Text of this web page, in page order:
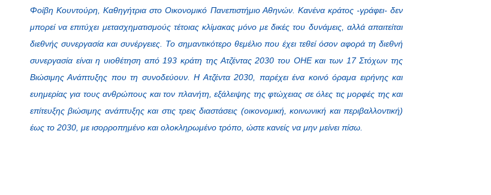
Φοίβη Κουντούρη, Καθηγήτρια στο Οικονομικό Πανεπιστήμιο Αθηνών. Κανένα κράτος -γράφει- δεν
μπορεί να επιτύχει μετασχηματισμούς τέτοιας κλίμακας μόνο με δικές του δυνάμεις, αλλά απαιτείται
διεθνής συνεργασία και συνέργειες. Το σημαντικότερο θεμέλιο που έχει τεθεί όσον αφορά τη διεθνή
συνεργασία είναι η υιοθέτηση από 193 κράτη της Ατζέντας 2030 του ΟΗΕ και των 17 Στόχων της
Βιώσιμης Ανάπτυξης που τη συνοδεύουν. Η Ατζέντα 2030, παρέχει ένα κοινό όραμα ειρήνης και
ευημερίας για τους ανθρώπους και τον πλανήτη, εξάλειψης της φτώχειας σε όλες τις μορφές της και
επίτευξης βιώσιμης ανάπτυξης και στις τρεις διαστάσεις (οικονομική, κοινωνική και περιβαλλοντική)
έως το 2030, με ισορροπημένο και ολοκληρωμένο τρόπο, ώστε κανείς να μην μείνει πίσω.